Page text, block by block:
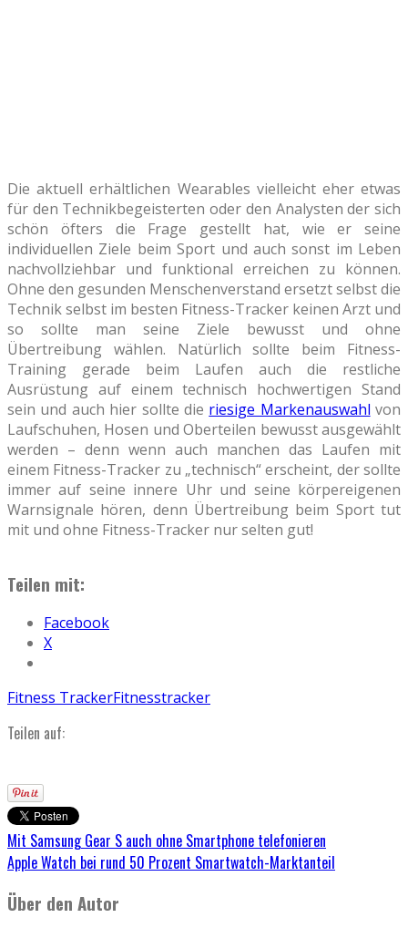
Die aktuell erhältlichen Wearables vielleicht eher etwas
für den Technikbegeisterten oder den Analysten der sich
schön öfters die Frage gestellt hat, wie er seine
individuellen Ziele beim Sport und auch sonst im Leben
nachvollziehbar und funktional erreichen zu können.
Ohne den gesunden Menschenverstand ersetzt selbst die
Technik selbst im besten Fitness-Tracker keinen Arzt und
so sollte man seine Ziele bewusst und ohne
Übertreibung wählen. Natürlich sollte beim Fitness-
Training gerade beim Laufen auch die restliche
Ausrüstung auf einem technisch hochwertigen Stand
sein und auch hier sollte die riesige Markenauswahl von
Laufschuhen, Hosen und Oberteilen bewusst ausgewählt
werden – denn wenn auch manchen das Laufen mit
einem Fitness-Tracker zu „technisch“ erscheint, der sollte
immer auf seine innere Uhr und seine körpereigenen
Warnsignale hören, denn Übertreibung beim Sport tut
mit und ohne Fitness-Tracker nur selten gut!
Teilen mit:
Facebook
X
Fitness TrackerFitnesstracker
Teilen auf:
Mit Samsung Gear S auch ohne Smartphone telefonieren
Apple Watch bei rund 50 Prozent Smartwatch-Marktanteil
Über den Autor